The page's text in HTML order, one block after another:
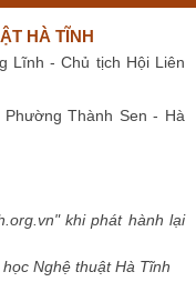
HÀ TĨNH
Lĩnh - Chủ tịch Hội Liên
Thành Sen - Hà
khi phát hành lại
Nghệ thuật Hà Tĩnh